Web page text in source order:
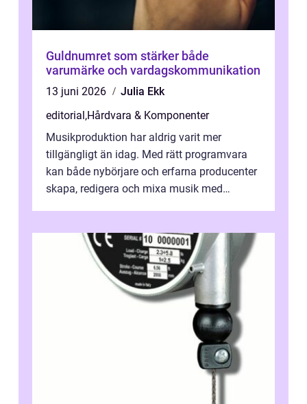
Guldnumret som stärker både
varumärke och vardagskommunikation
13 juni 2026
Julia Ekk
editorial,Hårdvara & Komponenter
Musikproduktion har aldrig varit mer
tillgängligt än idag. Med rätt programvara
kan både nybörjare och erfarna producenter
skapa, redigera och mixa musik med